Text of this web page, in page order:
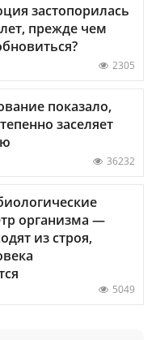
застопорилась
прежде чем
2305
показало,
заселяет
36232
организма —
из строя,
5049